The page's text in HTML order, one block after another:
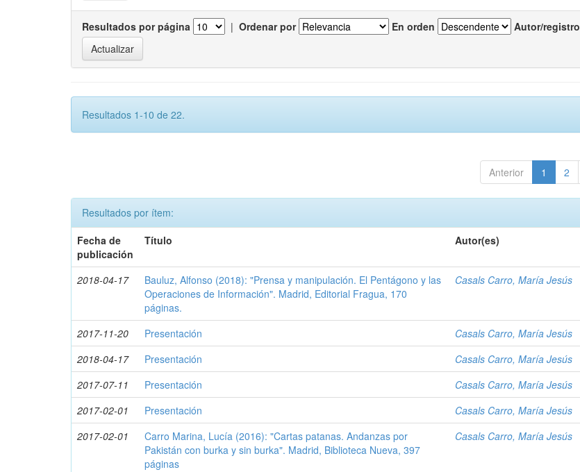
Resultados por página | Ordenar por En orden Autor/registro
Resultados 1-10 de 22.
Anterior 1 2
Resultados por ítem:
Fecha de
publicación
Título Autor(es)
2018-04-17
Bauluz, Alfonso (2018): "Prensa y manipulación. El Pentágono y las
Operaciones de Información". Madrid, Editorial Fragua, 170
páginas.
Casals Carro, María Jesús
2017-11-20 Presentación
Casals Carro, María Jesús
2018-04-17
Presentación
Casals Carro, María Jesús
2017-07-11
Presentación
Casals Carro, María Jesús
2017-02-01
Presentación
Casals Carro, María Jesús
2017-02-01
Carro Marina, Lucía (2016): "Cartas patanas. Andanzas por
Pakistán con burka y sin burka". Madrid, Biblioteca Nueva, 397
páginas
Casals Carro, María Jesús